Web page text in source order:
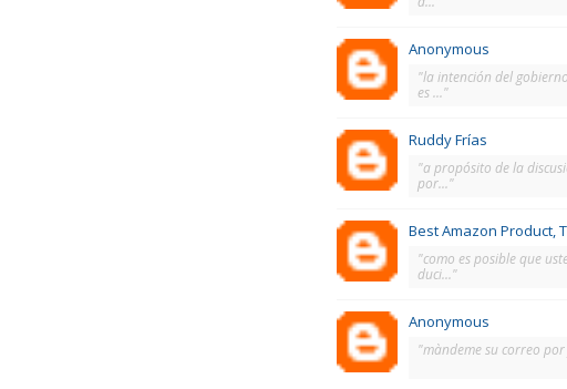
Anonymous
"la intención del
es ..."
Ruddy Frías
"a propósito de la
por..."
Best Amazon Product,
"como es posible que
duci..."
Anonymous
"màndeme su correo